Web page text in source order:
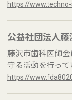
https://
公益社団法人
藤沢市歯科医師
守る活動を行って
https://